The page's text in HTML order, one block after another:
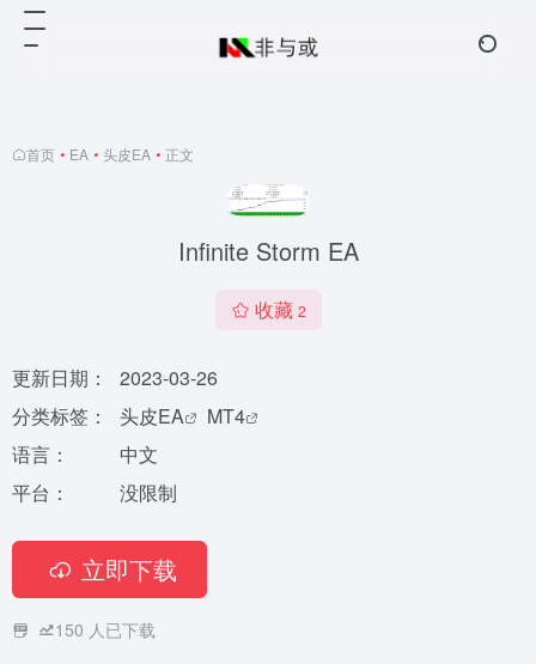
首页 • EA • 头皮EA • 正文
Infinite Storm EA
收藏 2
更新日期：
2023-03-26
分类标签：
头皮EA
MT4
语言：
中文
平台：
没限制
立即下载
150 人已下载